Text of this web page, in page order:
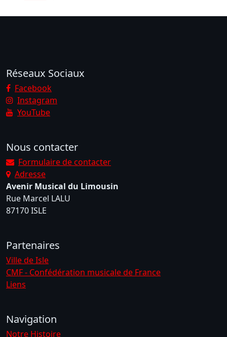
Réseaux Sociaux
Facebook
Instagram
YouTube
Nous contacter
Formulaire de contacter
Adresse
Avenir Musical du Limousin
Rue Marcel LALU
87170 ISLE
Partenaires
Ville de Isle
CMF - Confédération musicale de France
Liens
Navigation
Notre Histoire